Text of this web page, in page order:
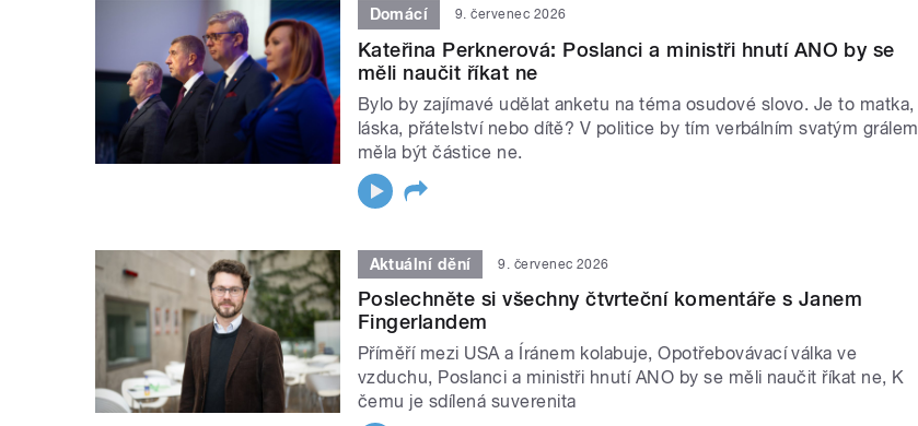
Domácí 9. červenec 2026
Kateřina Perknerová: Poslanci a ministři hnutí ANO by se
měli naučit říkat ne
Bylo by zajímavé udělat anketu na téma osudové slovo. Je to matka,
láska, přátelství nebo dítě? V politice by tím verbálním svatým grálem
měla být částice ne.
Aktuální dění 9. červenec 2026
Poslechněte si všechny čtvrteční komentáře s Janem
Fingerlandem
Příměří mezi USA a Íránem kolabuje, Opotřebovávací válka ve
vzduchu, Poslanci a ministři hnutí ANO by se měli naučit říkat ne, K
čemu je sdílená suverenita